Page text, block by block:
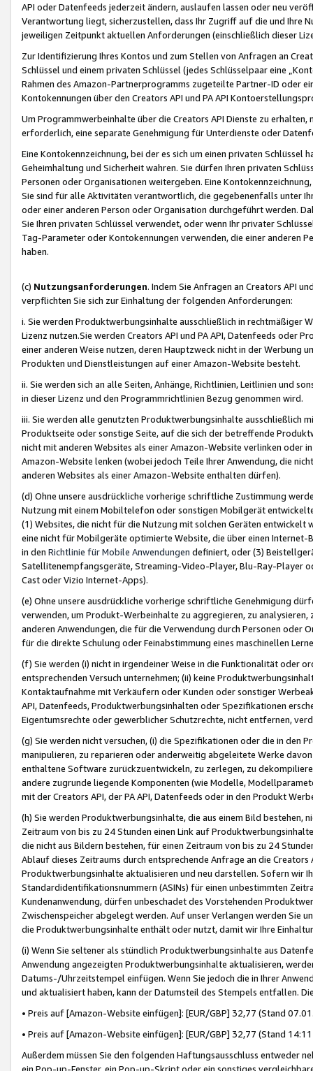
API oder Datenfeeds jederzeit ändern, auslaufen lassen oder neu
Verantwortung liegt, sicherzustellen, dass Ihr Zugriff auf die und Ihre
jeweiligen Zeitpunkt aktuellen Anforderungen (einschließlich dieser
Zur Identifizierung Ihres Kontos und zum Stellen von Anfragen an
Schlüssel und einem privaten Schlüssel (jedes Schlüsselpaar eine
Rahmen des Amazon-Partnerprogramms zugeteilte Partner-ID oder
Kontokennungen über den Creators API und PA API
Um Programmwerbeinhalte über die Creators API Dienste zu
erforderlich, eine separate Genehmigung für Unterdienste oder
Eine Kontokennzeichnung, bei der es sich um einen privaten
Geheimhaltung und Sicherheit wahren. Sie dürfen Ihren privaten
Personen oder Organisationen weitergeben. Eine
Sie sind für alle Aktivitäten verantwortlich, die gegebenenfalls unter
oder einer anderen Person oder Organisation durchgeführt werden.
Sie Ihren privaten Schlüssel verwendet, oder wenn Ihr privater
Tag-Parameter oder Kontokennungen verwenden, die einer anderen
haben.
(c) Nutzungsanforderungen. Indem Sie Anfragen an Creators API
verpflichten Sie sich zur Einhaltung der folgenden Anforderungen:
i. Sie werden Produktwerbungsinhalte ausschließlich in rechtmäßiger
Lizenz nutzen.Sie werden Creators API und PA API, Datenfeeds oder
einer anderen Weise nutzen, deren Hauptzweck nicht in der Werbung
Produkten und Dienstleistungen auf einer Amazon-Website besteht.
ii. Sie werden sich an alle Seiten, Anhänge, Richtlinien, Leitlinien und
in dieser Lizenz und den Programmrichtlinien Bezug genommen wird.
iii. Sie werden alle genutzten Produktwerbungsinhalte ausschließlich
Produktseite oder sonstige Seite, auf die sich der betreffende
nicht mit anderen Websites als einer Amazon-Website verlinken oder
Amazon-Website lenken (wobei jedoch Teile Ihrer Anwendung, die
anderen Websites als einer Amazon-Website enthalten dürfen).
(d) Ohne unsere ausdrückliche vorherige schriftliche Zustimmung
Nutzung mit einem Mobiltelefon oder sonstigen Mobilgerät
(1) Websites, die nicht für die Nutzung mit solchen Geräten
eine nicht für Mobilgeräte optimierte Website, die über einen
in den Richtlinie für Mobile Anwendungen definiert, oder (3)
Satellitenempfangsgeräte, Streaming-Video-Player, Blu-Ray-Player
Cast oder Vizio Internet-Apps).
(e) Ohne unsere ausdrückliche vorherige schriftliche Genehmigung
verwenden, um Produkt-Werbeinhalte zu aggregieren, zu
anderen Anwendungen, die für die Verwendung durch Personen
für die direkte Schulung oder Feinabstimmung eines maschinellen
(f) Sie werden (i) nicht in irgendeiner Weise in die Funktionalität oder
entsprechenden Versuch unternehmen; (ii) keine
Kontaktaufnahme mit Verkäufern oder Kunden oder sonstiger
API, Datenfeeds, Produktwerbungsinhalten oder Spezifikationen
Eigentumsrechte oder gewerblicher Schutzrechte, nicht entfernen,
(g) Sie werden nicht versuchen, (i) die Spezifikationen oder die in
manipulieren, zu reparieren oder anderweitig abgeleitete Werke
enthaltene Software zurückzuentwickeln, zu zerlegen, zu
andere zugrunde liegende Komponenten (wie Modelle,
mit der Creators API, der PA API, Datenfeeds oder in den Produkt
(h) Sie werden Produktwerbungsinhalte, die aus einem Bild bestehen,
Zeitraum von bis zu 24 Stunden einen Link auf
die nicht aus Bildern bestehen, für einen Zeitraum von bis zu 24
Ablauf dieses Zeitraums durch entsprechende Anfrage an die
Produktwerbungsinhalte aktualisieren und neu darstellen. Sofern wir
Standardidentifikationsnummern (ASINs) für einen unbestimmten
Kundenanwendung, dürfen unbeschadet des Vorstehenden
Zwischenspeicher abgelegt werden. Auf unser Verlangen werden Sie
die Produktwerbungsinhalte enthält oder nutzt, damit wir Ihre
(i) Wenn Sie seltener als stündlich Produktwerbungsinhalte aus
Anwendung angezeigten Produktwerbungsinhalte aktualisieren,
Datums-/Uhrzeitstempel einfügen. Wenn Sie jedoch die in Ihrer
und aktualisiert haben, kann der Datumsteil des Stempels entfallen.
• Preis auf [Amazon-Website einfügen]: [EUR/GBP] 32,77 (Stand
• Preis auf [Amazon-Website einfügen]: [EUR/GBP] 32,77 (Stand
Außerdem müssen Sie den folgenden Haftungsausschluss entweder
ein Pop-up-Fenster, ein Pop-up-Skript oder ein sonstiges